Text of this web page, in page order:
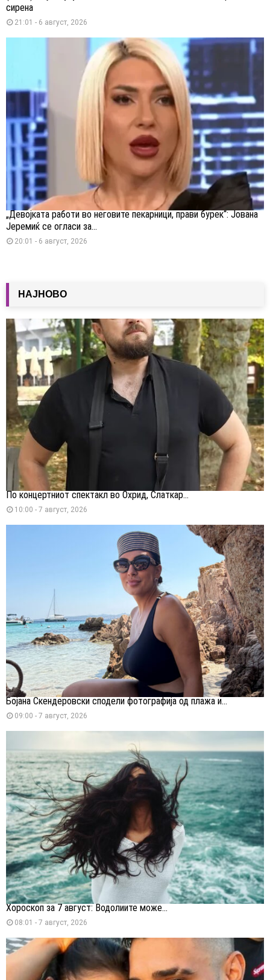
сирена
21:01 - 6 август, 2026
„Девојката работи во неговите пекарници, прави бурек“: Јована
Јеремиќ се огласи за...
20:01 - 6 август, 2026
НАЈНОВО
По концертниот спектакл во Охрид, Слаткар...
10:00 - 7 август, 2026
Бојана Скендеровски сподели фотографија од плажа и...
09:00 - 7 август, 2026
Хороскоп за 7 август: Водолиите може...
08:01 - 7 август, 2026